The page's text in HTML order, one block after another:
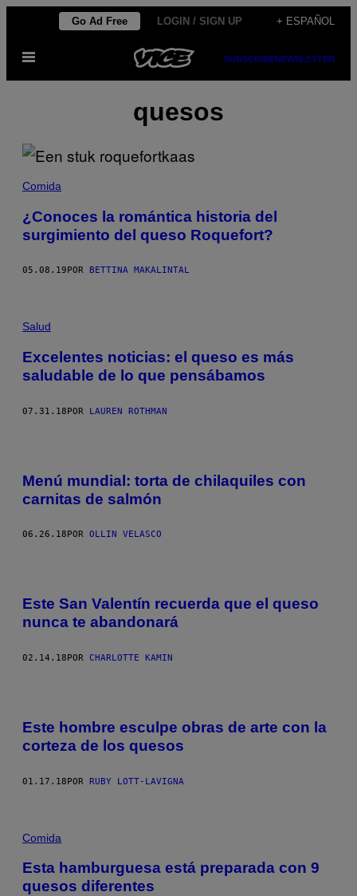
contenido
Go Ad Free LOGIN / SIGN UP + ESPAÑOL
Abrir
SUBSCRIBENEWSLETTER
quesos
Comida
¿Conoces la romántica historia del
surgimiento del queso Roquefort?
05.08.19 POR BETTINA MAKALINTAL
Salud
Excelentes noticias: el queso es más
saludable de lo que pensábamos
07.31.18POR LAUREN ROTHMAN
Menú mundial: torta de chilaquiles con
carnitas de salmón
06.26.18 POR OLLIN VELASCO
Este San Valentín recuerda que el queso
nunca te abandonará
02.14.18POR CHARLOTTE KAMIN
Este hombre esculpe obras de arte con la
corteza de los quesos
01.17.18POR RUBY LOTT-LAVIGNA
Comida
Esta hamburguesa está preparada con 9
quesos diferentes